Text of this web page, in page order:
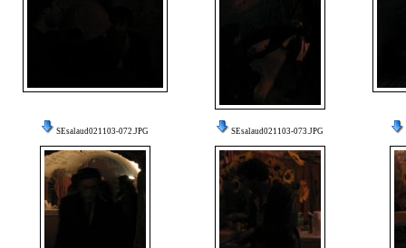
SEsalaud021103-072.JPG SEsalaud021103-073.JPG